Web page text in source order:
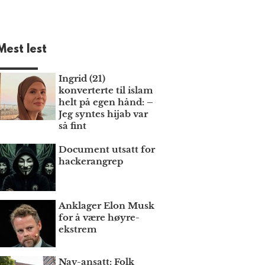
lest
Ingrid (21)
konverterte til islam
helt på egen hånd: –
Jeg syntes hijab var
så fint
Document utsatt for
hackerangrep
Anklager Elon Musk
for å være høyre­
ekstrem
Nav-ansatt: Folk